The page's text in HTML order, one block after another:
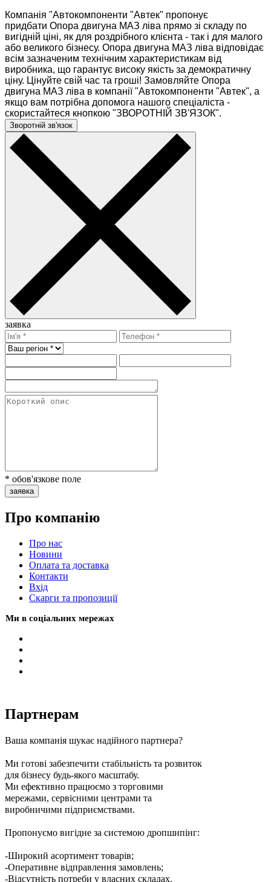
Компанія "Автокомпоненти "Автек" пропонує
придбати Опора двигуна МАЗ ліва прямо зі складу по
вигідній ціні, як для роздрібного клієнта - так і для малого
або великого бізнесу. Опора двигуна МАЗ ліва відповідає
всім зазначеним технічним характеристикам від
виробника, що гарантує високу якість за демократичну
ціну. Цінуйте свій час та гроші! Замовляйте Опора
двигуна МАЗ ліва в компанії "Автокомпоненти "Автек", а
якщо вам потрібна допомога нашого спеціаліста -
скористайтеся кнопкою "ЗВОРОТНІЙ ЗВ'ЯЗОК".
Зворотній зв'язок
заявка
* обов'язкове поле
заявка
Про компанію
Про нас
Новини
Оплата та доставка
Контакти
Вхiд
Скарги та пропозиції
Ми в соціальних мережах
Партнерам
Ваша компанія шукає надійного партнера?
Ми готові забезпечити стабільність та розвиток
для бізнесу будь-якого масштабу.
Ми ефективно працюємо з торговими
мережами, сервісними центрами та
виробничими підприємствами.
Пропонуємо вигідне за системою дропшипінг:
-Широкий асортимент товарів;
-Оперативне відправлення замовлень;
-Відсутність потреби у власних складах.